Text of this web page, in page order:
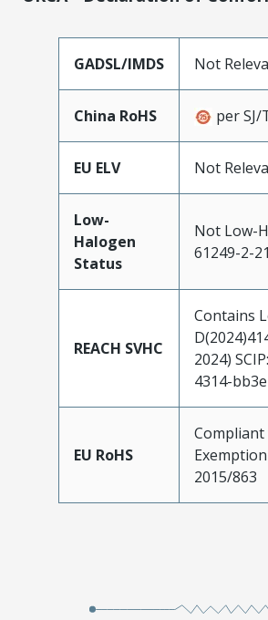
GADSL/IMDS Not
China RoHS per SJ/
EU ELV Not
Low-
Halogen
Status
Not Low-
61249-2-21
REACH SVHC
Contains
2024)
4314-
EU RoHS
2015/863